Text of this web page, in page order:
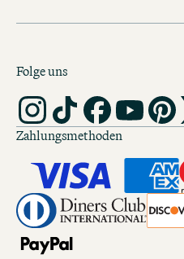
Folge uns
Zahlungsmethoden